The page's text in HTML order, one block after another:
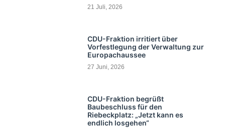
21 Juli, 2026
CDU-Fraktion irritiert über
Vorfestlegung der Verwaltung zur
Europachaussee
27 Juni, 2026
CDU-Fraktion begrüßt
Baubeschluss für den
Riebeckplatz: „Jetzt kann es
endlich losgehen“